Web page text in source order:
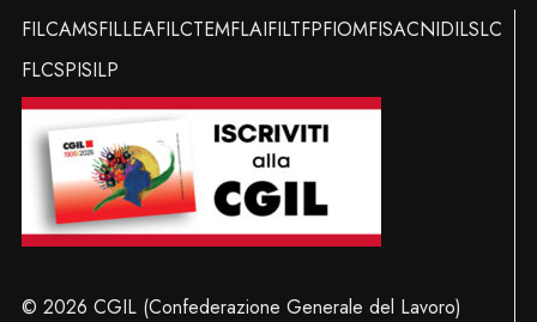
FILCAMSFILLEAFILCTEMFLAIFILTFPFIOMFISACNIDILSLC
FLCSPISILP
© 2026 CGIL (Confederazione Generale del Lavoro)